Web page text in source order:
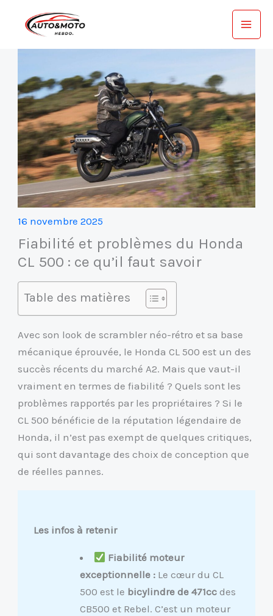
16 novembre 2025
Fiabilité et problèmes du Honda
CL 500 : ce qu’il faut savoir
Table des matières
Avec son look de scrambler néo-rétro et sa base
mécanique éprouvée, le Honda CL 500 est un des
succès récents du marché A2. Mais que vaut-il
vraiment en termes de fiabilité ? Quels sont les
problèmes rapportés par les propriétaires ? Si le
CL 500 bénéficie de la réputation légendaire de
Honda, il n’est pas exempt de quelques critiques,
qui sont davantage des choix de conception que
de réelles pannes.
Les infos à retenir
Fiabilité moteur
exceptionnelle :Le cœur du CL
500 est le bicylindre de 471ccdes
CB500 et Rebel. C’est un moteur